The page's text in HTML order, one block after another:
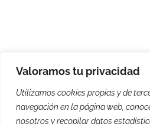
Valoramos tu privacidad
Utilizamos cookies propias y de
navegación en la página web,
nosotros y recopilar datos